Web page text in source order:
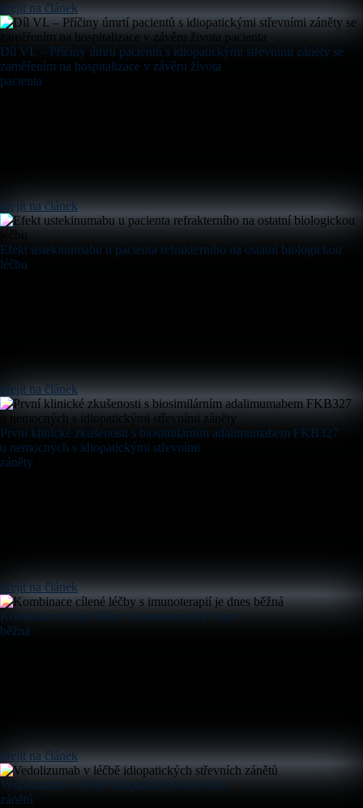
přejít na článek
Díl VI. – Příčiny úmrtí pacientů s idiopatickými střevními záněty se
zaměřením na hospitalizace v závěru života
pacienta
přejít na článek
Efekt ustekinumabu u pacienta refrakterního na ostatní biologickou
léčbu
přejít na článek
První klinické zkušenosti s biosimilárním adalimumabem FKB327
u nemocných s idiopatickými střevními
záněty
přejít na článek
Kombinace cílené léčby s imunoterapií je dnes
běžná
přejít na článek
Vedolizumab v léčbě idiopatických střevních
zánětů